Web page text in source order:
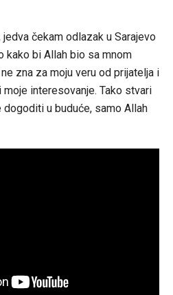
čekam odlazak u Sarajevo
kako bi Allah bio sa mnom
zna za moju veru od prijatelja i
interesovanje. Tako stvari
u buduće, samo Allah